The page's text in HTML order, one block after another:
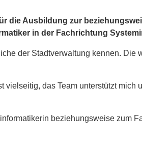
die Ausbildung zur
in der Fachrichtung
der Stadtverwaltung kennen. Die
das Team unterstützt mich
beziehungsweise zum